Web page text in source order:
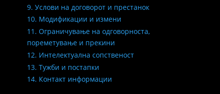
9. Услови на договорот и престанок
10. Модификации и измени
11. Ограничување на одговорноста,
пореметување и прекини
12. Интелектуална сопственост
13. Тужби и постапки
14. Контакт информации